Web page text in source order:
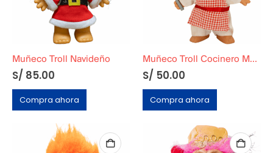
Muñeco Troll Navideño
S/ 85.00
Compra ahora
Muñeco Troll Cocinero Marca Russ
S/ 50.00
Compra ahora